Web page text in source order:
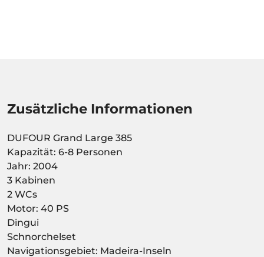
Zusätzliche Informationen
DUFOUR Grand Large 385
Kapazität: 6-8 Personen
Jahr: 2004
3 Kabinen
2 WCs
Motor: 40 PS
Dingui
Schnorchelset
Navigationsgebiet: Madeira-Inseln